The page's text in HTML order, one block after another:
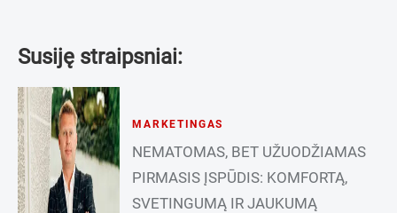
Susiję straipsniai:
MARKETINGAS
NEMATOMAS, BET UŽUODŽIAMAS
PIRMASIS ĮSPŪDIS: KOMFORTĄ,
SVETINGUMĄ IR JAUKUMĄ